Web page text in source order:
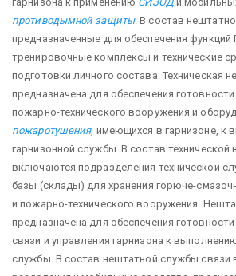
противодымной защиты. В состав
пред­назначенные для обеспечения
тренировочные комплексы и технические
подготовки личного состава. Техническая
предназначена для обеспечения готовности
пожарно-технического вооружения и
пожаротушения, имеющихся в гарнизоне, к
гарнизонной службы. В состав
включаются подразделения технической
базы (склады) для хранения горюче-
и пожарно-технического вооружения.
предназначена для обеспечения
связи и управления гарнизона к
службы. В состав нештатной службы